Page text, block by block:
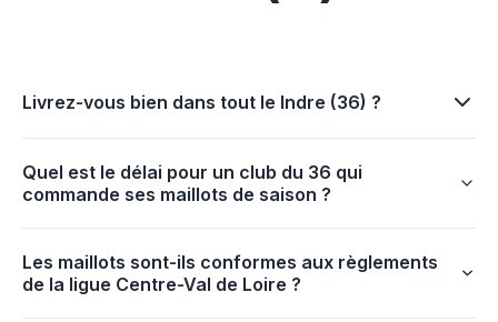
Livrez-vous bien dans tout le Indre (36) ?
Quel est le délai pour un club du 36 qui
commande ses maillots de saison ?
Les maillots sont-ils conformes aux règlements
de la ligue Centre-Val de Loire ?